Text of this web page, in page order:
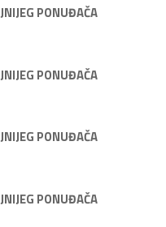
PONUĐAČA
PONUĐAČA
PONUĐAČA
PONUĐAČA